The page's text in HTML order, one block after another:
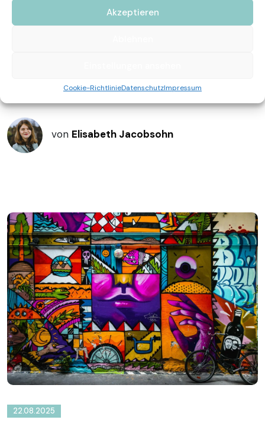
Akzeptieren
Cookie-RichtlinieDatenschutzImpressum
weitere Events
von Elisabeth Jacobsohn
22.08.2025